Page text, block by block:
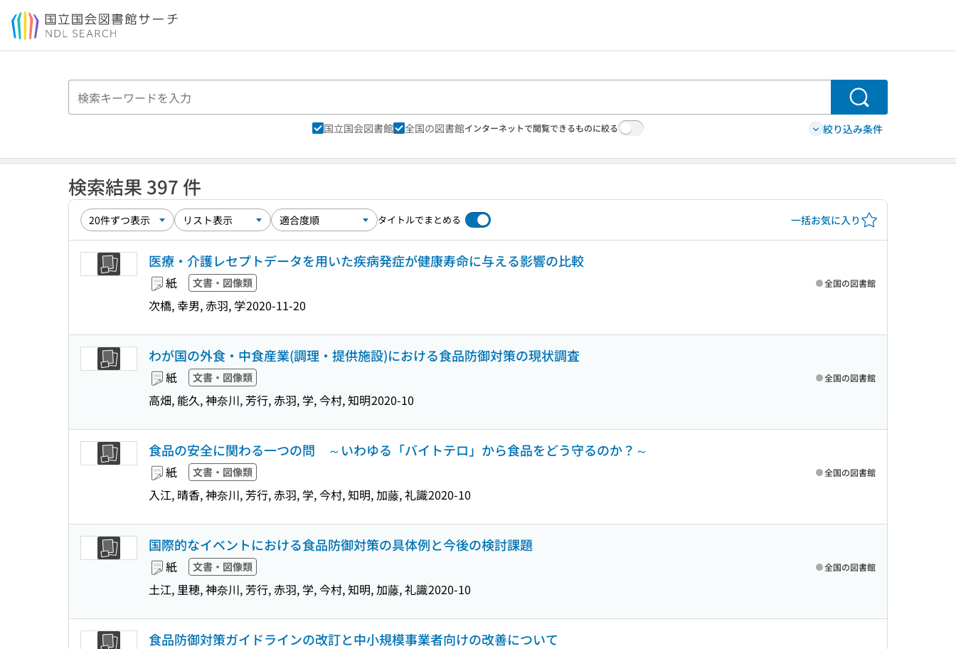
本文へ移動
検索
国立国会図書館 全国の図書館インターネットで閲覧できるものに絞る 絞り込み条件
検索結果 397 件
タイトルでまとめる 一括お気に入り
医療・介護レセプトデータを用いた疾病発症が健康寿命に与える影響の比較
紙 文書・図像類
次橋, 幸男, 赤羽, 学2020-11-20
全国の図書館
わが国の外食・中食産業(調理・提供施設)における食品防御対策の現状調査
紙 文書・図像類
高畑, 能久, 神奈川, 芳行, 赤羽, 学, 今村, 知明2020-10
全国の図書館
食品の安全に関わる一つの問 ～いわゆる「バイトテロ」から食品をどう守るのか？～
紙 文書・図像類
入江, 晴香, 神奈川, 芳行, 赤羽, 学, 今村, 知明, 加藤, 礼識2020-10
全国の図書館
国際的なイベントにおける食品防御対策の具体例と今後の検討課題
紙 文書・図像類
土江, 里穂, 神奈川, 芳行, 赤羽, 学, 今村, 知明, 加藤, 礼識2020-10
全国の図書館
食品防御対策ガイドラインの改訂と中小規模事業者向けの改善について